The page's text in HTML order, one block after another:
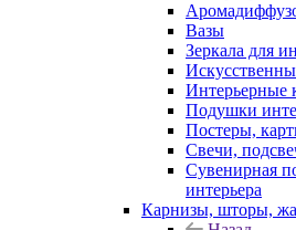
Вазы
Зеркала для
Интерьерные
Подушки
Постеры,
Свечи,
Сувенирная
интерьера
Карнизы, шторы,